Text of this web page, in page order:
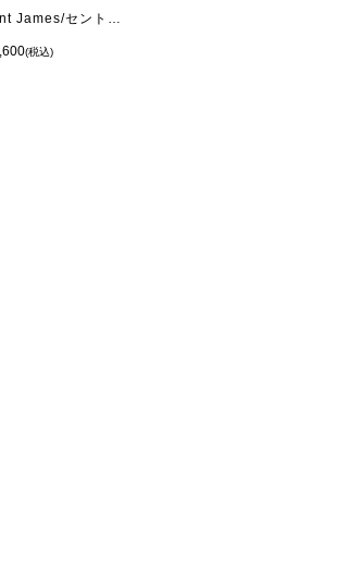
Saint James/セントジェームス OUESSANT - BORDER MARINE/ECRU(マリン/キナリ)
(税込)